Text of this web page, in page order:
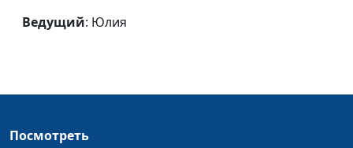
Ведущий: Юлия
Посмотреть